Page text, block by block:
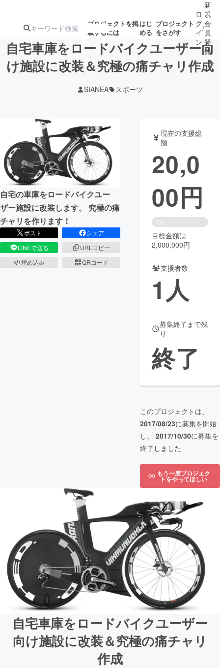
プロジェクトを掲
載するには
はじ
める
プロジェクト
をさがす
ジェクト
ロジェクト
アート・写真 音楽
テクノロジー・ガジェット ゲーム・
映像・映画 書籍・雑誌
ビジネス・起業 チャレンジ
まちづくり・地域活性化
CAMPFIRE Creation
コミュニティ
ロ
グ
イ
ン
/
新
規
会
員
登
録
自宅車庫をロードバイクユーザー向
け施設に改装＆究極の痛チャリ作成
SIANEA スポーツ
自宅の車庫をロードバイクユー
ザー施設に改装します。 究極の痛
チャリを作ります！
ポスト
シェア
LINEで送る
URLコピー
埋め込み
QRコード
現在の支援総
額
20,0
00円
1%
目標金額は
2,000,000円
支援者数
1人
募集終了まで残
り
終了
このプロジェクトは、
2017/08/23に募集を開始
し、 2017/10/30に募集を
終了しました
もう一度プロジェク
トをやってほしい
自宅車庫をロードバイクユーザー
向け施設に改装＆究極の痛チャリ
作成